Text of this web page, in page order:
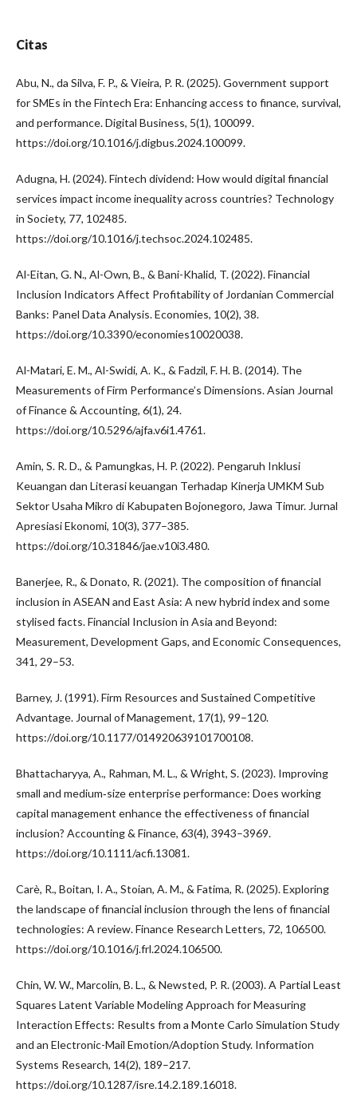
Citas
Abu, N., da Silva, F. P., & Vieira, P. R. (2025). Government support
for SMEs in the Fintech Era: Enhancing access to finance, survival,
and performance. Digital Business, 5(1), 100099.
https://doi.org/10.1016/j.digbus.2024.100099.
Adugna, H. (2024). Fintech dividend: How would digital financial
services impact income inequality across countries? Technology
in Society, 77, 102485.
https://doi.org/10.1016/j.techsoc.2024.102485.
Al-Eitan, G. N., Al-Own, B., & Bani-Khalid, T. (2022). Financial
Inclusion Indicators Affect Profitability of Jordanian Commercial
Banks: Panel Data Analysis. Economies, 10(2), 38.
https://doi.org/10.3390/economies10020038.
Al-Matari, E. M., Al-Swidi, A. K., & Fadzil, F. H. B. (2014). The
Measurements of Firm Performance’s Dimensions. Asian Journal
of Finance & Accounting, 6(1), 24.
https://doi.org/10.5296/ajfa.v6i1.4761.
Amin, S. R. D., & Pamungkas, H. P. (2022). Pengaruh Inklusi
Keuangan dan Literasi keuangan Terhadap Kinerja UMKM Sub
Sektor Usaha Mikro di Kabupaten Bojonegoro, Jawa Timur. Jurnal
Apresiasi Ekonomi, 10(3), 377–385.
https://doi.org/10.31846/jae.v10i3.480.
Banerjee, R., & Donato, R. (2021). The composition of financial
inclusion in ASEAN and East Asia: A new hybrid index and some
stylised facts. Financial Inclusion in Asia and Beyond:
Measurement, Development Gaps, and Economic Consequences,
341, 29–53.
Barney, J. (1991). Firm Resources and Sustained Competitive
Advantage. Journal of Management, 17(1), 99–120.
https://doi.org/10.1177/014920639101700108.
Bhattacharyya, A., Rahman, M. L., & Wright, S. (2023). Improving
small and medium‐size enterprise performance: Does working
capital management enhance the effectiveness of financial
inclusion? Accounting & Finance, 63(4), 3943–3969.
https://doi.org/10.1111/acfi.13081.
Carè, R., Boitan, I. A., Stoian, A. M., & Fatima, R. (2025). Exploring
the landscape of financial inclusion through the lens of financial
technologies: A review. Finance Research Letters, 72, 106500.
https://doi.org/10.1016/j.frl.2024.106500.
Chin, W. W., Marcolin, B. L., & Newsted, P. R. (2003). A Partial Least
Squares Latent Variable Modeling Approach for Measuring
Interaction Effects: Results from a Monte Carlo Simulation Study
and an Electronic-Mail Emotion/Adoption Study. Information
Systems Research, 14(2), 189–217.
https://doi.org/10.1287/isre.14.2.189.16018.